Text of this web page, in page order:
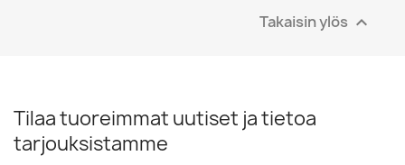
Takaisin ylös 
Tilaa tuoreimmat uutiset ja tietoa
tarjouksistamme